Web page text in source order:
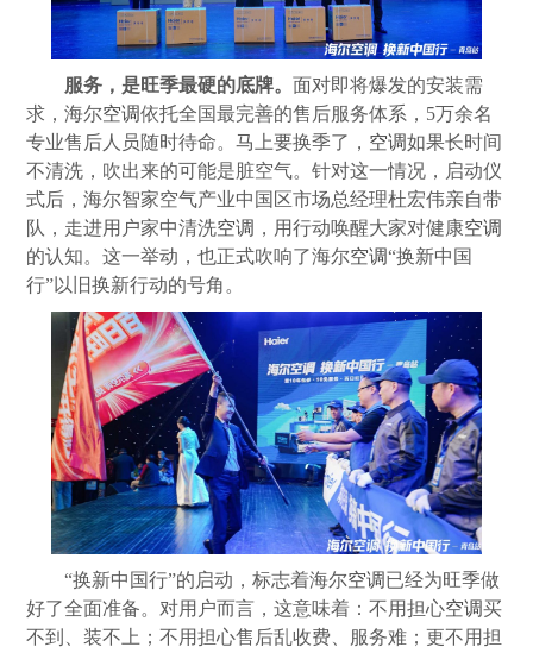
服务，是旺季最硬的底牌。面对即将爆发的安装需
求，海尔空调依托全国最完善的售后服务体系，5万余名
专业售后人员随时待命。马上要换季了， 空调如果长时间
不清洗，吹出来的可能是脏空气。针对这一情况，启动仪
式后，海尔智家空气产业中国区市场总经理杜宏伟亲自带
队，走进用户家中清洗空调 ，用行动唤醒大家对健康空调
的认知。这一举动，也正式吹响了海尔空调“换新中国
行”以旧换新行动的号角。
“换新中国行”的启动，标志着海尔空调已经为旺季做
好了全面准备。对用户而言，这意味着：不用担心空调买
不到、装不上；不用担心售后乱收费、服务难；更不用担